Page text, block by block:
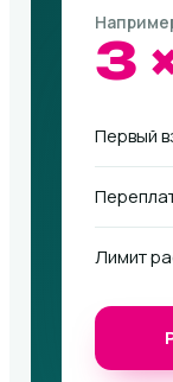
3
Первый
Лимит